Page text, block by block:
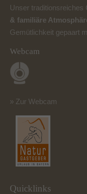
Unser traditionsreiches
& familiäre
Gemütlichkeit gepaart
Webcam
» Zur Webcam
Quicklinks